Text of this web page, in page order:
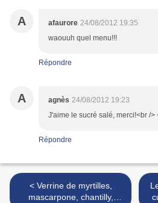
A afaurore 24/08/2012 19:35
waouuh quel menu!!!
Répondre
A agnès 24/08/2012 19:23
J'aime le sucré salé, merci!<br />
Répondre
< Verrine de myrtilles,
mascarpone, chantilly,